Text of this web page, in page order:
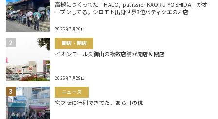
高槻につくってた「HALO, patissier KAORU YOSHIDA」がオ
ープンしてる。シロモト出身世界3位パティシエのお店
2026年7月26日
開店・閉店
イオンモール久御山の複数店舗が開店＆閉店
2026年7月29日
ニュース
宮之阪に行列できてた。あら川の桃